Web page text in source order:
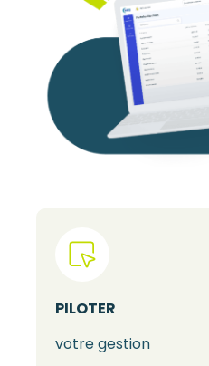
PILOTER
votre gestion